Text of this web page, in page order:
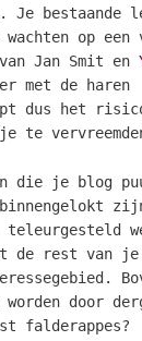
Je bestaande
op een
Jan Smit en
met de haren
dus het
te
die je blog
teleurgesteld
de rest van
worden door
falderappes?